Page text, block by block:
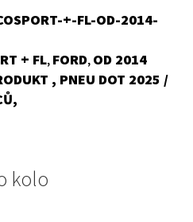
3
+-FL-OD-2014-
+ FL, FORD, OD 2014
, PNEU DOT 2025 /
kolo